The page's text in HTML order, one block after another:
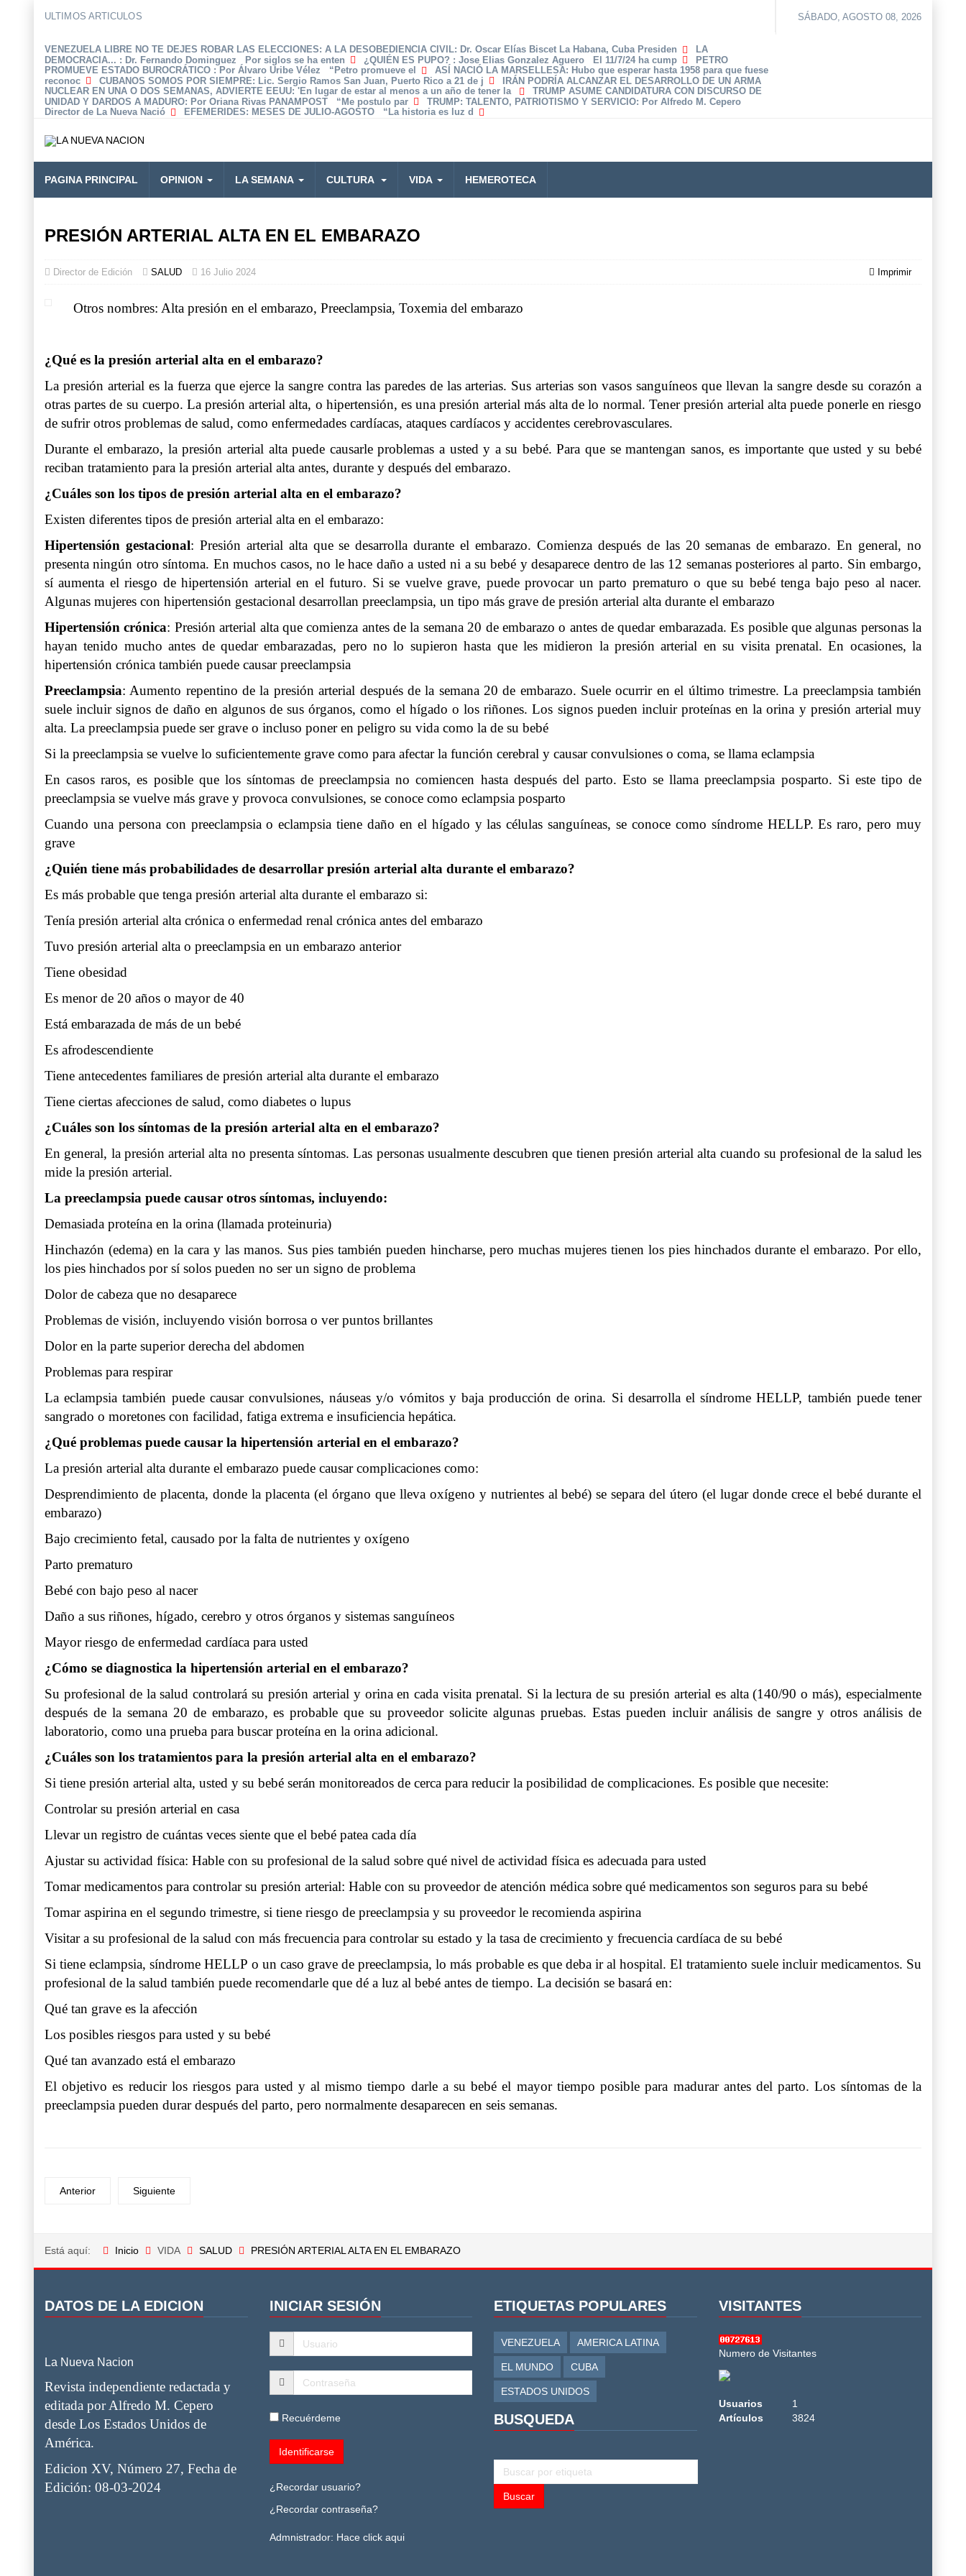
ULTIMOS ARTICULOS
VENEZUELA LIBRE NO TE DEJES ROBAR LAS ELECCIONES: A LA DESOBEDIENCIA CIVIL: Dr. Oscar Elías Biscet La Habana, Cuba Presiden
LA
DEMOCRACIA... : Dr. Fernando Dominguez Por siglos se ha enten ¿QUIÉN ES PUPO? : Jose Elias Gonzalez Aguero El 11/7/24 ha cump
PETRO
PROMUEVE ESTADO BUROCRÁTICO : Por Álvaro Uribe Vélez “Petro promueve el ASÍ NACIÓ LA MARSELLESA: Hubo que esperar hasta 1958 para que fuese
reconoc
CUBANOS SOMOS POR SIEMPRE: Lic. Sergio Ramos San Juan, Puerto Rico a 21 de j
IRÁN PODRÍA ALCANZAR EL DESARROLLO DE UN ARMA
NUCLEAR EN UNA O DOS SEMANAS, ADVIERTE EEUU: 'En lugar de estar al menos a un año de tener la
TRUMP ASUME CANDIDATURA CON DISCURSO DE
UNIDAD Y DARDOS A MADURO: Por Oriana Rivas PANAMPOST “Me postulo par TRUMP: TALENTO, PATRIOTISMO Y SERVICIO: Por Alfredo M. Cepero
Director de La Nueva Nació
EFEMERIDES: MESES DE JULIO-AGOSTO “La historia es luz d
SÁBADO, AGOSTO 08, 2026
PAGINA PRINCIPAL OPINION LA SEMANA CULTURA VIDA HEMEROTECA
PRESIÓN ARTERIAL ALTA EN EL EMBARAZO
Imprimir
Director de Edición SALUD 16 Julio 2024
Otros nombres: Alta presión en el embarazo, Preeclampsia, Toxemia del embarazo
¿Qué es la presión arterial alta en el embarazo?
La presión arterial es la fuerza que ejerce la sangre contra las paredes de las arterias. Sus arterias son vasos sanguíneos que llevan la sangre desde su corazón a
otras partes de su cuerpo. La presión arterial alta, o hipertensión, es una presión arterial más alta de lo normal. Tener presión arterial alta puede ponerle en riesgo
de sufrir otros problemas de salud, como enfermedades cardíacas, ataques cardíacos y accidentes cerebrovasculares.
Durante el embarazo, la presión arterial alta puede causarle problemas a usted y a su bebé. Para que se mantengan sanos, es importante que usted y su bebé
reciban tratamiento para la presión arterial alta antes, durante y después del embarazo.
¿Cuáles son los tipos de presión arterial alta en el embarazo?
Existen diferentes tipos de presión arterial alta en el embarazo:
Hipertensión gestacional: Presión arterial alta que se desarrolla durante el embarazo. Comienza después de las 20 semanas de embarazo. En general, no
presenta ningún otro síntoma. En muchos casos, no le hace daño a usted ni a su bebé y desaparece dentro de las 12 semanas posteriores al parto. Sin embargo,
sí aumenta el riesgo de hipertensión arterial en el futuro. Si se vuelve grave, puede provocar un parto prematuro o que su bebé tenga bajo peso al nacer.
Algunas mujeres con hipertensión gestacional desarrollan preeclampsia, un tipo más grave de presión arterial alta durante el embarazo
Hipertensión crónica: Presión arterial alta que comienza antes de la semana 20 de embarazo o antes de quedar embarazada. Es posible que algunas personas la
hayan tenido mucho antes de quedar embarazadas, pero no lo supieron hasta que les midieron la presión arterial en su visita prenatal. En ocasiones, la
hipertensión crónica también puede causar preeclampsia
Preeclampsia: Aumento repentino de la presión arterial después de la semana 20 de embarazo. Suele ocurrir en el último trimestre. La preeclampsia también
suele incluir signos de daño en algunos de sus órganos, como el hígado o los riñones. Los signos pueden incluir proteínas en la orina y presión arterial muy
alta. La preeclampsia puede ser grave o incluso poner en peligro su vida como la de su bebé
Si la preeclampsia se vuelve lo suficientemente grave como para afectar la función cerebral y causar convulsiones o coma, se llama eclampsia
En casos raros, es posible que los síntomas de preeclampsia no comiencen hasta después del parto. Esto se llama preeclampsia posparto. Si este tipo de
preeclampsia se vuelve más grave y provoca convulsiones, se conoce como eclampsia posparto
Cuando una persona con preeclampsia o eclampsia tiene daño en el hígado y las células sanguíneas, se conoce como síndrome HELLP. Es raro, pero muy
grave
¿Quién tiene más probabilidades de desarrollar presión arterial alta durante el embarazo?
Es más probable que tenga presión arterial alta durante el embarazo si:
Tenía presión arterial alta crónica o enfermedad renal crónica antes del embarazo
Tuvo presión arterial alta o preeclampsia en un embarazo anterior
Tiene obesidad
Es menor de 20 años o mayor de 40
Está embarazada de más de un bebé
Es afrodescendiente
Tiene antecedentes familiares de presión arterial alta durante el embarazo
Tiene ciertas afecciones de salud, como diabetes o lupus
¿Cuáles son los síntomas de la presión arterial alta en el embarazo?
En general, la presión arterial alta no presenta síntomas. Las personas usualmente descubren que tienen presión arterial alta cuando su profesional de la salud les
mide la presión arterial.
La preeclampsia puede causar otros síntomas, incluyendo:
Demasiada proteína en la orina (llamada proteinuria)
Hinchazón (edema) en la cara y las manos. Sus pies también pueden hincharse, pero muchas mujeres tienen los pies hinchados durante el embarazo. Por ello,
los pies hinchados por sí solos pueden no ser un signo de problema
Dolor de cabeza que no desaparece
Problemas de visión, incluyendo visión borrosa o ver puntos brillantes
Dolor en la parte superior derecha del abdomen
Problemas para respirar
La eclampsia también puede causar convulsiones, náuseas y/o vómitos y baja producción de orina. Si desarrolla el síndrome HELLP, también puede tener
sangrado o moretones con facilidad, fatiga extrema e insuficiencia hepática.
¿Qué problemas puede causar la hipertensión arterial en el embarazo?
La presión arterial alta durante el embarazo puede causar complicaciones como:
Desprendimiento de placenta, donde la placenta (el órgano que lleva oxígeno y nutrientes al bebé) se separa del útero (el lugar donde crece el bebé durante el
embarazo)
Bajo crecimiento fetal, causado por la falta de nutrientes y oxígeno
Parto prematuro
Bebé con bajo peso al nacer
Daño a sus riñones, hígado, cerebro y otros órganos y sistemas sanguíneos
Mayor riesgo de enfermedad cardíaca para usted
¿Cómo se diagnostica la hipertensión arterial en el embarazo?
Su profesional de la salud controlará su presión arterial y orina en cada visita prenatal. Si la lectura de su presión arterial es alta (140/90 o más), especialmente
después de la semana 20 de embarazo, es probable que su proveedor solicite algunas pruebas. Estas pueden incluir análisis de sangre y otros análisis de
laboratorio, como una prueba para buscar proteína en la orina adicional.
¿Cuáles son los tratamientos para la presión arterial alta en el embarazo?
Si tiene presión arterial alta, usted y su bebé serán monitoreados de cerca para reducir la posibilidad de complicaciones. Es posible que necesite:
Controlar su presión arterial en casa
Llevar un registro de cuántas veces siente que el bebé patea cada día
Ajustar su actividad física: Hable con su profesional de la salud sobre qué nivel de actividad física es adecuada para usted
Tomar medicamentos para controlar su presión arterial: Hable con su proveedor de atención médica sobre qué medicamentos son seguros para su bebé
Tomar aspirina en el segundo trimestre, si tiene riesgo de preeclampsia y su proveedor le recomienda aspirina
Visitar a su profesional de la salud con más frecuencia para controlar su estado y la tasa de crecimiento y frecuencia cardíaca de su bebé
Si tiene eclampsia, síndrome HELLP o un caso grave de preeclampsia, lo más probable es que deba ir al hospital. El tratamiento suele incluir medicamentos. Su
profesional de la salud también puede recomendarle que dé a luz al bebé antes de tiempo. La decisión se basará en:
Qué tan grave es la afección
Los posibles riesgos para usted y su bebé
Qué tan avanzado está el embarazo
El objetivo es reducir los riesgos para usted y al mismo tiempo darle a su bebé el mayor tiempo posible para madurar antes del parto. Los síntomas de la
preeclampsia pueden durar después del parto, pero normalmente desaparecen en seis semanas.
Anterior Siguiente
Está aquí: Inicio VIDA SALUD PRESIÓN ARTERIAL ALTA EN EL EMBARAZO
DATOS DE LA EDICION
La Nueva Nacion
Revista independiente redactada y
editada por Alfredo M. Cepero
desde Los Estados Unidos de
América.
Edicion XV, Número 27, Fecha de
Edición: 08-03-2024
INICIAR SESIÓN
Recuérdeme
¿Recordar usuario?
¿Recordar contraseña?
Admnistrador: Hace click aqui
ETIQUETAS POPULARES
VENEZUELA AMERICA LATINA
EL MUNDO CUBA
ESTADOS UNIDOS
BUSQUEDA
BUSCAR
Buscar
VISITANTES
Numero de Visitantes
Usuarios
1
Artículos
3824